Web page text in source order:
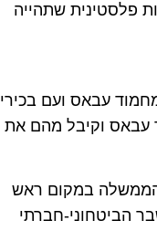
פלסטינית שתהייה
עבאס ועם בכירי
עבאס וקיבל מהם את
במקום ראש
הביטחוני-חברתי